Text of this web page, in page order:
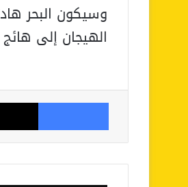
وسيكون البحر
الهيجان إلى
فيسبوك